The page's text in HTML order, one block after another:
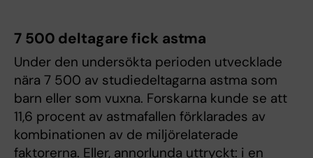
7 500 deltagare fick astma
Under den undersökta perioden utvecklade
nära 7 500 av studiedeltagarna astma som
barn eller som vuxna. Forskarna kunde se att
11,6 procent av astmafallen förklarades av
kombinationen av de miljörelaterade
faktorerna. Eller, annorlunda uttryckt: i en